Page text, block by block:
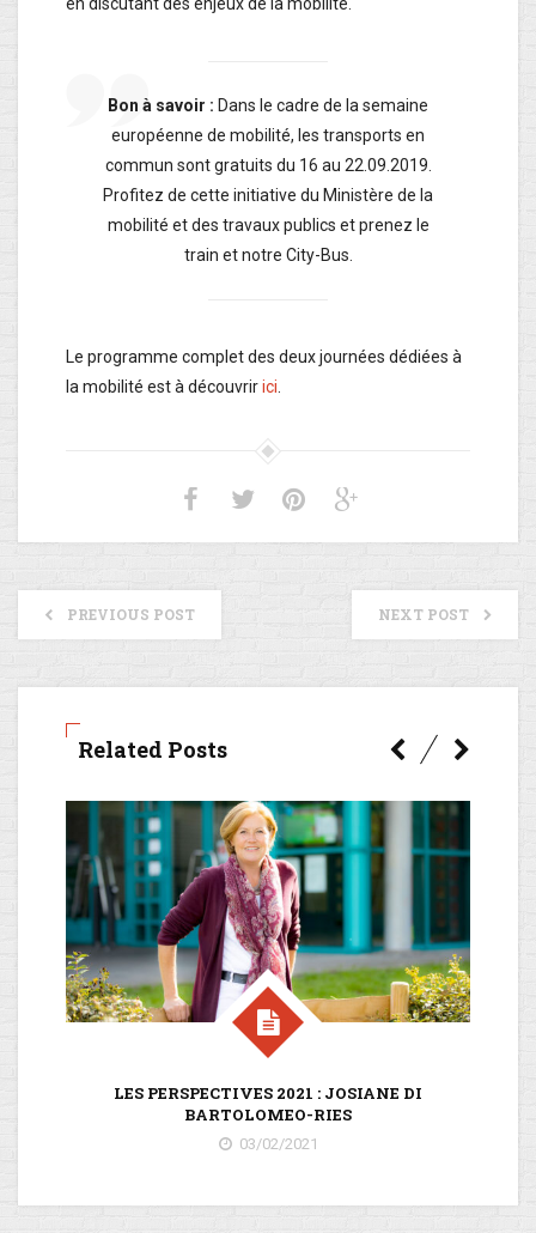
Bon à savoir : Dans le cadre de la semaine
européenne de mobilité, les transports en
commun sont gratuits du 16 au 22.09.2019.
Profitez de cette initiative du Ministère de la
mobilité et des travaux publics et prenez le
train et notre City-Bus.
Le programme complet des deux journées dédiées à
la mobilité est à découvririci
PREVIOUS POST NEXT POST
Related Posts
LES PERSPECTIVES 2021 : JOSIANE DI
BARTOLOMEO-RIES
03/02/2021